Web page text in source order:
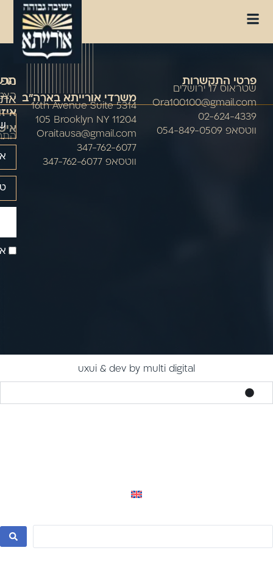
פרטי התקשרות
שטראוס 17 ירושלים
Ora100100@gmail.com
02-624-4339
ווטסאפ 054-849-0509
משרדי אורייתא בארה"ב
5314 16th Avenue Suite
105 Brooklyn NY 11204
Oraitausa@gmail.com
347-762-6077
ווטסאפ 347-762-6077
uxui & dev by multi digital